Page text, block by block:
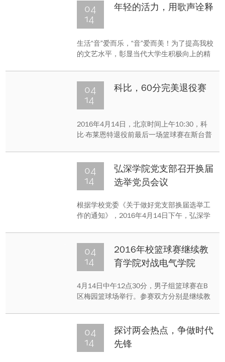
好效果。
04
14
年轻的活力，用歌声诠释
生活“音”爱而乐，“音”爱而美！为了提高我校
的文艺水平，彰显当代大学生积极向上的精
手大赛决赛4月14日16点在虎溪校区拉开帷
幕。
04
14
科比，60分完美退役赛
2016年4月14日，北京时间上午10:30，科
比·布莱恩特退役前最后一场篮球赛在斯台普
号。04
14
弘深学院党支部召开换届
选举党员会议
根据学校党委《关于做好党支部换届选举工
作的通知》，2016年4月14日下午，弘深学
04
14
2016年校篮球赛继续教
育学院对战电气学院
4月14日中午12点30分，男子组篮球赛在B
区梅园篮球场举行。参赛双方分别是继续教
04
14
探讨两会热点，争做时代
先锋